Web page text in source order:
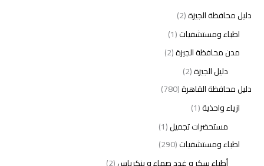
دليل محافظة الجيزة(2)
اطباء ومستشفيات(1)
مدن محافظة الجيزة(2)
دليل الجيزة(2)
دليل محافظة القاهرة(780)
ازياء واحذية(1)
مستحضرات تجميل(1)
اطباء ومستشفيات(290)